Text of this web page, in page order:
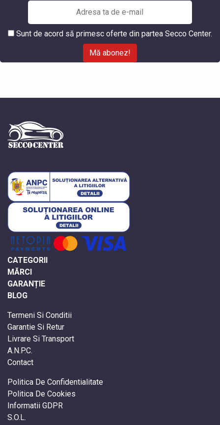
Sunt de acord să primesc oferte din partea Secco Center.
Mă abonez!
CATEGORII
MĂRCI
GARANȚIE
BLOG
Termeni Si Conditii
Garantie Si Retur
Livrare Si Transport
A.N.P.C.
Contact
Politica De Confidentialitate
Politica De Cookies
Informatii GDPR
S.O.L.